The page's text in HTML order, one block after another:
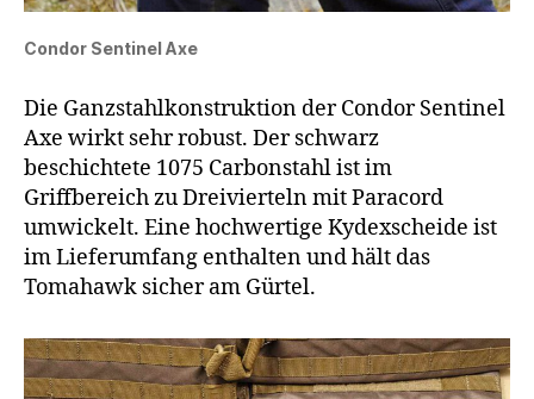
Condor Sentinel Axe
Die Ganzstahlkonstruktion der Condor Sentinel
Axe wirkt sehr robust. Der schwarz
beschichtete 1075 Carbonstahl ist im
Griffbereich zu Dreivierteln mit Paracord
umwickelt. Eine hochwertige Kydexscheide ist
im Lieferumfang enthalten und hält das
Tomahawk sicher am Gürtel.